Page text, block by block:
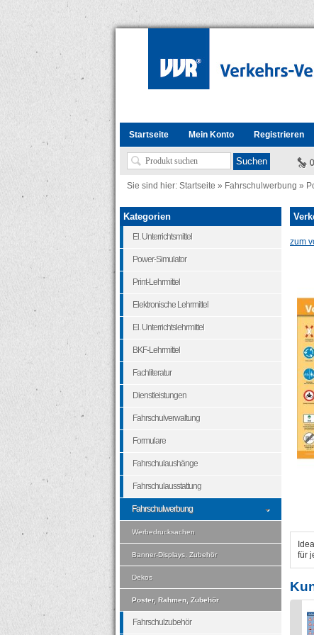
Startseite Mein Konto Registrieren
Sie sind hier: Startseite » Fahrschulwerbung »
zum
für
Kategorien
El. Unterrichtsmittel
Power-Simulator
Print-Lehrmittel
Elektronische Lehrmittel
El. Unterrichtslehrmittel
BKF-Lehrmittel
Fachliteratur
Dienstleistungen
Fahrschulverwaltung
Formulare
Fahrschulaushänge
Fahrschulausstattung
Fahrschulwerbung
Werbedrucksachen
Banner-Displays, Zubehör
Dekos
Poster, Rahmen, Zubehör
Fahrschulzubehör